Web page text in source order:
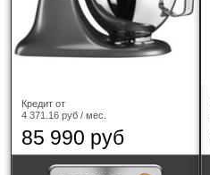
Кредит от
4 371.16 руб / мес.
85 990 руб